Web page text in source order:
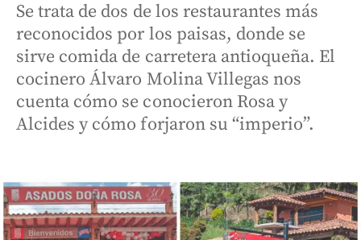
Se trata de dos de los restaurantes más
reconocidos por los paisas, donde se
sirve comida de carretera antioqueña. El
cocinero Álvaro Molina Villegas nos
cuenta cómo se conocieron Rosa y
Alcides y cómo forjaron su “imperio”.